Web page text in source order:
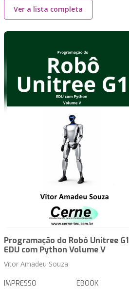
Ver a lista completa
Programação do Robô Unitree G1
EDU com Python Volume V
Vitor Amadeu Souza
IMPRESSO EBOOK